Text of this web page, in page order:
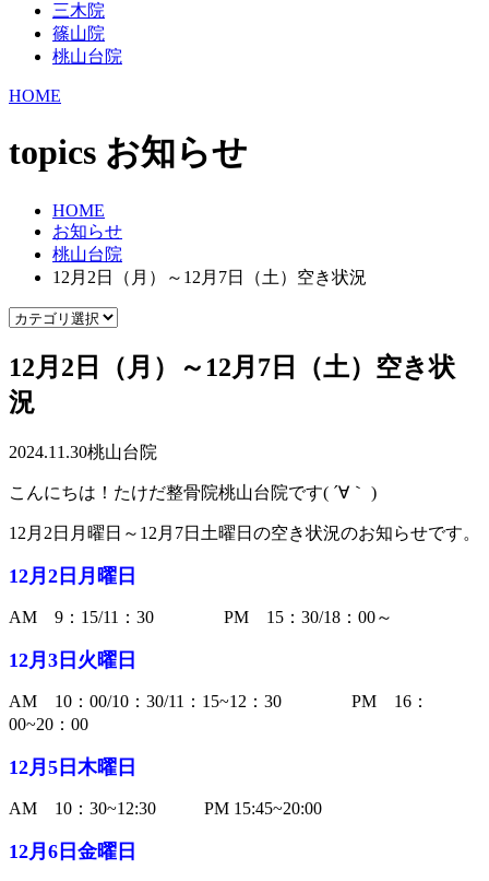
三木院
篠山院
桃山台院
HOME
topics お知らせ
HOME
お知らせ
桃山台院
12月2日（月）～12月7日（土）空き状況
12月2日（月）～12月7日（土）空き状
況
2024.11.30桃山台院
こんにちは！たけだ整骨院桃山台院です( ´∀｀ )
12月2日月曜日～12月7日土曜日の空き状況のお知らせです。
12月2日月曜日
AM 9：15/11：30 PM 15：30/18：00～
12月3日火曜日
AM 10：00/10：30/11：15~12：30 PM 16：
00~20：00
12月5日木曜日
AM 10：30~12:30 PM 15:45~20:00
12月6日金曜日